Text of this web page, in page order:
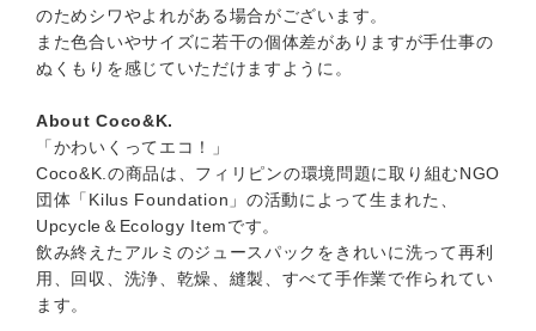
のためシワやよれがある場合がございます。
また色合いやサイズに若干の個体差がありますが手仕事の
ぬくもりを感じていただけますように。
About Coco&K.
「かわいくってエコ！」
Coco&K.の商品は、フィリピンの環境問題に取り組むNGO
団体「Kilus Foundation」の活動によって生まれた、
Upcycle＆Ecology Itemです。
飲み終えたアルミのジュースパックをきれいに洗って再利
用、回収、洗浄、乾燥、縫製、すべて手作業で作られてい
ます。